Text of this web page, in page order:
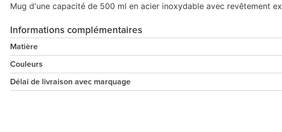
Mug d'une capacité de 500 ml en acier inoxydable avec revêtement
Informations complémentaires
Matière
Couleurs
Délai de livraison avec marquage